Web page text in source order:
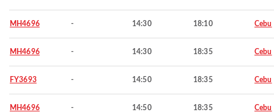
MH4696 - 14:30 18:10 Cebu
MH4696 - 14:30 18:35 Cebu
FY3693 - 14:50 18:35 Cebu
MH4696 - 14:50 18:35 Cebu